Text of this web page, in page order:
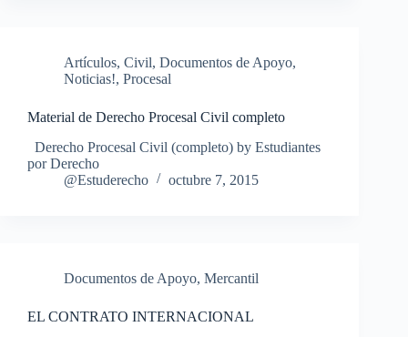
Artículos, Civil, Documentos de Apoyo,
Noticias!, Procesal
Material de Derecho Procesal Civil completo
Derecho Procesal Civil (completo) by Estudiantes
por Derecho
@Estuderecho
octubre 7, 2015
Documentos de Apoyo, Mercantil
EL CONTRATO INTERNACIONAL